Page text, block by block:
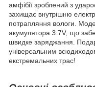
амфібії зроблений з
захищає внутрішню
потрапляння вологи.
акумулятора 3.7V, що
швидке заряджання.
універсальним
екстремальних трас!